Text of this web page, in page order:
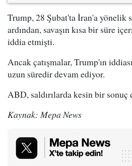
Trump, 28 Şubat'ta İran'a yönelik
ardından, savaşın kısa bir süre
iddia etmişti.
Ancak çatışmalar, Trump'ın
uzun süredir devam ediyor.
ABD, saldırılarda kesin bir
Kaynak: Mepa News